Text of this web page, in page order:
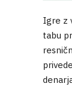
Igre z
tabu